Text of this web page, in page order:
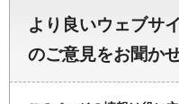
より良いウェブサ
のご意見をお聞か